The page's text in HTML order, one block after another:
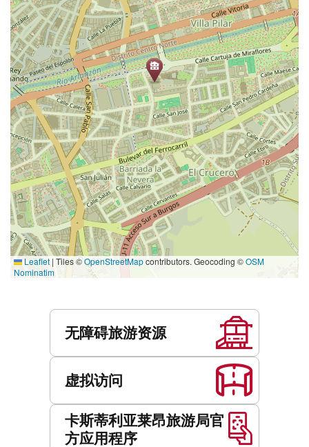
Leaflet | Tiles ©OpenStreetMapcontributors. Geocoding ©OSM
Nominatim
无障碍旅游资源
虚拟访问
卡斯蒂利亚莱昂旅游局官
方应用程序